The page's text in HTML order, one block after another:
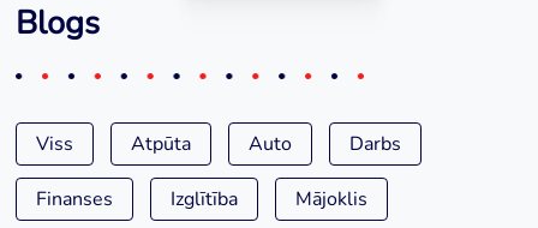
Blogs
Viss Atpūta Auto Darbs
Finanses Izglītība Mājoklis